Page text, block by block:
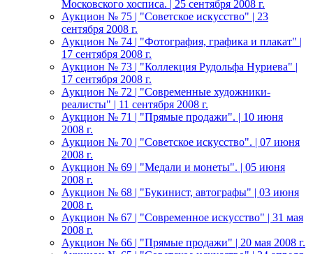
Московского хосписа. | 25 сентября 2008 г.
Аукцион № 75 | "Советское искусство" | 23
сентября 2008 г.
Аукцион № 74 | "Фотография, графика и плакат" |
17 сентября 2008 г.
Аукцион № 73 | "Коллекция Рудольфа Нуриева" |
17 сентября 2008 г.
Аукцион № 72 | "Современные художники-
реалисты" | 11 сентября 2008 г.
Аукцион № 71 | "Прямые продажи". | 10 июня
2008 г.
Аукцион № 70 | "Советское искусство". | 07 июня
2008 г.
Аукцион № 69 | "Медали и монеты". | 05 июня
2008 г.
Аукцион № 68 | "Букинист, автографы" | 03 июня
2008 г.
Аукцион № 67 | "Современное искусство" | 31 мая
2008 г.
Аукцион № 66 | "Прямые продажи" | 20 мая 2008 г.